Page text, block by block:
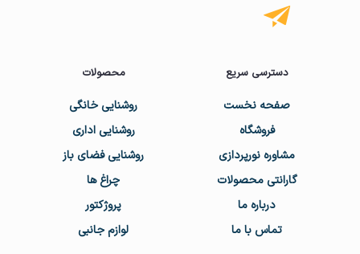
دسترسی سریع
صفحه نخست
فروشگاه
مشاوره نورپردازی
گارانتی محصولات
درباره ما
تماس با ما
محصولات
روشنایی خانگی
روشنایی اداری
روشنایی فضای باز
چراغ ها
پروژکتور
لوازم جانبی